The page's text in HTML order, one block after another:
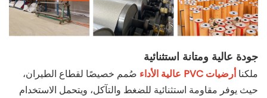
جودة عالية ومتانة استثنائية
ملكناأرضيات PVC عالية الأداء
صُمم خصيصًا لقطاع الطيران،
حيث يوفر مقاومة استثنائية للضغط والتآكل، ويتحمل الاستخدام